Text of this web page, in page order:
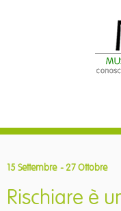
contenuto
15 Settembre - 27 Ottobre
Rischiare è